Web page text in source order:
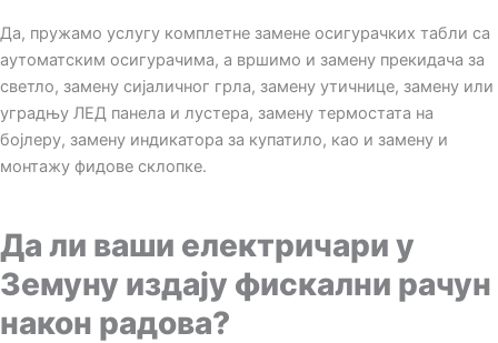
Да, пружамо услугу комплетне замене осигурачких табли са
аутоматским осигурачима, а вршимо и замену прекидача за
светло, замену сијаличног грла, замену утичнице, замену или
уградњу ЛЕД панела и лустера, замену термостата на
бојлеру, замену индикатора за купатило, као и замену и
монтажу фидове склопке.
Да ли ваши електричари у
Земуну издају фискални рачун
након радова?